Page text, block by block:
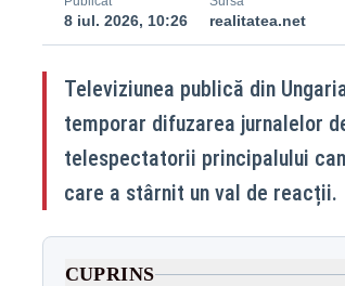
8 iul. 2026, 10:26 realitatea.net
Televiziunea publică din
temporar difuzarea jurnalelor
telespectatorii principalului
care a stârnit un val de reacții.
CUPRINS